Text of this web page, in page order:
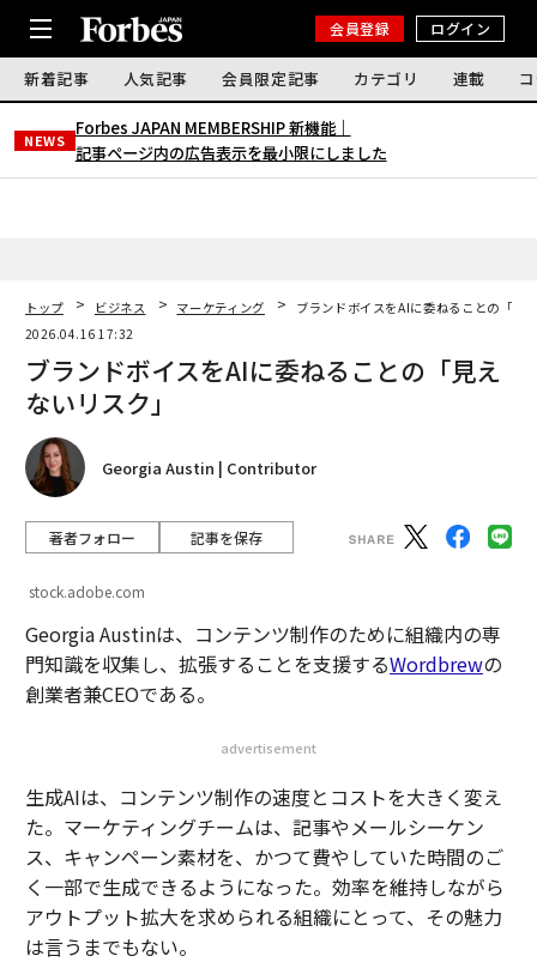
会員登録 ログイン
新着記事 人気記事 会員限定記事 カテゴリ 連載
NEWS
Forbes JAPAN MEMBERSHIP 新機能｜
記事ページ内の広告表示を最小限にしました
トップ ビジネス マーケティング
ブランドボイスをAIに委ねることの「見
2026.04.16 17:32
ブランドボイスをAIに委ねることの「見え
ないリスク」
Georgia Austin | Contributor
著者フォロー 記事を保存
stock.adobe.com
Georgia Austinは、コンテンツ制作のために組織内の専
門知識を収集し、拡張することを支援するWordbrewの
創業者兼CEOである。
advertisement
生成AIは、コンテンツ制作の速度とコストを大きく変え
た。マーケティングチームは、記事やメールシーケン
ス、キャンペーン素材を、かつて費やしていた時間のご
く一部で生成できるようになった。効率を維持しながら
アウトプット拡大を求められる組織にとって、その魅力
は言うまでもない。